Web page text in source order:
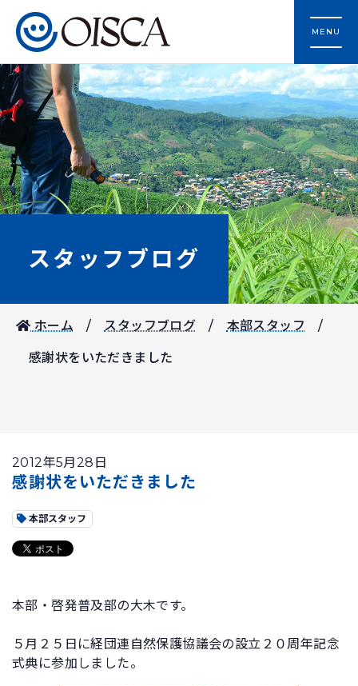
MENU
スタッフブログ
ホーム スタッフブログ 本部スタッフ
感謝状をいただきました
2012年5月28日
感謝状をいただきました
本部スタッフ
本部・啓発普及部の大木です。
５月２５日に経団連自然保護協議会の設立２０周年記念
式典に参加しました。